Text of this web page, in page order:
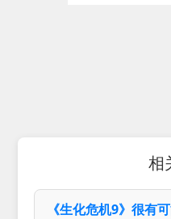
相
《生化危机9》很有